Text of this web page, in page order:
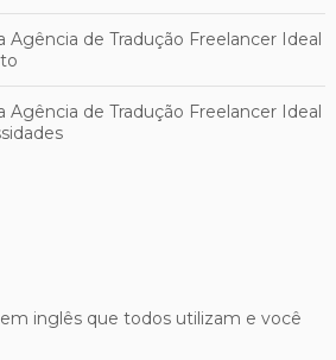
Agência de Tradução Freelancer Ideal
Agência de Tradução Freelancer Ideal
em inglês que todos utilizam e você